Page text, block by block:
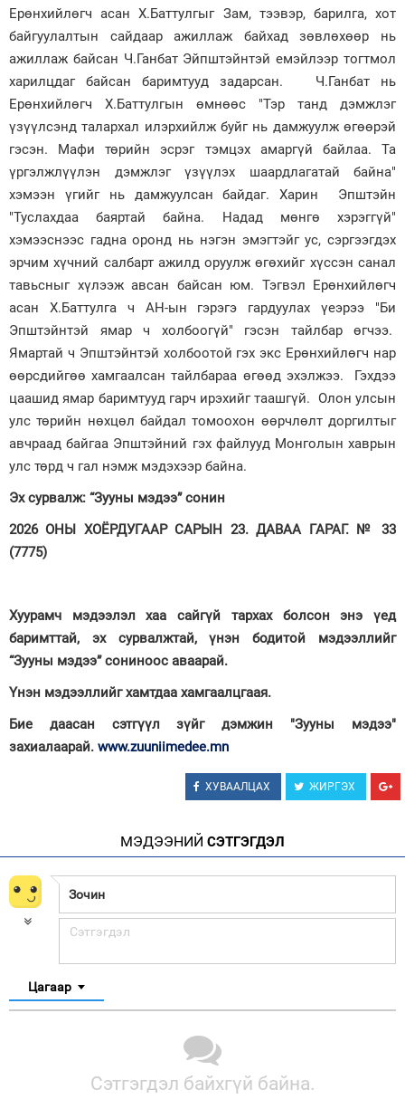
Ерөнхийлөгч асан Х.Баттулгыг Зам, тээвэр, барилга, хот
байгуулалтын сайдаар ажиллаж байхад зөвлөхөөр нь
ажиллаж байсан Ч.Ганбат Эйпштэйнтэй емэйлээр тогтмол
харилцдаг байсан баримтууд задарсан. Ч.Ганбат нь
Ерөнхийлөгч Х.Баттулгын өмнөөс "Тэр танд дэмжлэг
үзүүлсэнд талархал илэрхийлж буйг нь дамжуулж өгөөрэй
гэсэн. Мафи төрийн эсрэг тэмцэх амаргүй байлаа. Та
үргэлжлүүлэн дэмжлэг үзүүлэх шаардлагатай байна"
хэмээн үгийг нь дамжуулсан байдаг. Харин Эпштэйн
"Туслахдаа баяртай байна. Надад мөнгө хэрэггүй"
хэмээснээс гадна оронд нь нэгэн эмэгтэйг ус, сэргээгдэх
эрчим хүчний салбарт ажилд оруулж өгөхийг хүссэн санал
тавьсныг хүлээж авсан байсан юм. Тэгвэл Ерөнхийлөгч
асан Х.Баттулга ч АН-ын гэрэгэ гардуулах үеэрээ "Би
Эпштэйнтэй ямар ч холбоогүй" гэсэн тайлбар өгчээ.
Ямартай ч Эпштэйнтэй холбоотой гэх экс Ерөнхийлөгч нар
өөрсдийгөө хамгаалсан тайлбараа өгөөд эхэлжээ. Гэхдээ
цаашид ямар баримтууд гарч ирэхийг таашгүй. Олон улсын
улс төрийн нөхцөл байдал томоохон өөрчлөлт доргилтыг
авчраад байгаа Эпштэйний гэх файлууд Монголын хаврын
улс төрд ч гал нэмж мэдэхээр байна.
Эх сурвалж: “Зууны мэдээ” сонин
2026 ОНЫ ХОЁРДУГААР САРЫН 23. ДАВАА ГАРАГ. № 33
(7775)
Хуурамч мэдээлэл хаа сайгүй тархах болсон энэ үед
баримттай, эх сурвалжтай, үнэн бодитой мэдээллийг
“Зууны мэдээ” сониноос аваарай.
Үнэн мэдээллийг хамтдаа хамгаалцгаая.
Бие даасан сэтгүүл зүйг дэмжин "Зууны мэдээ"
захиалаарай. www.zuuniimedee.mn
ХУВААЛЦАХ ЖИРГЭХ
МЭДЭЭНИЙ СЭТГЭГДЭЛ
Цагаар
Сэтгэгдэл байхгүй байна.